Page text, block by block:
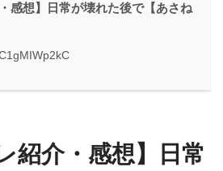
感想】日常が壊れた後で【あさね
紹介・感想】日常